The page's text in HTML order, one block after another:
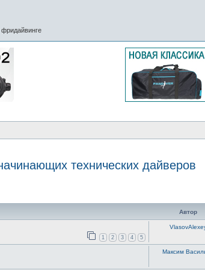
технических дайверов
Автор
1 2 3 4 5
Максим